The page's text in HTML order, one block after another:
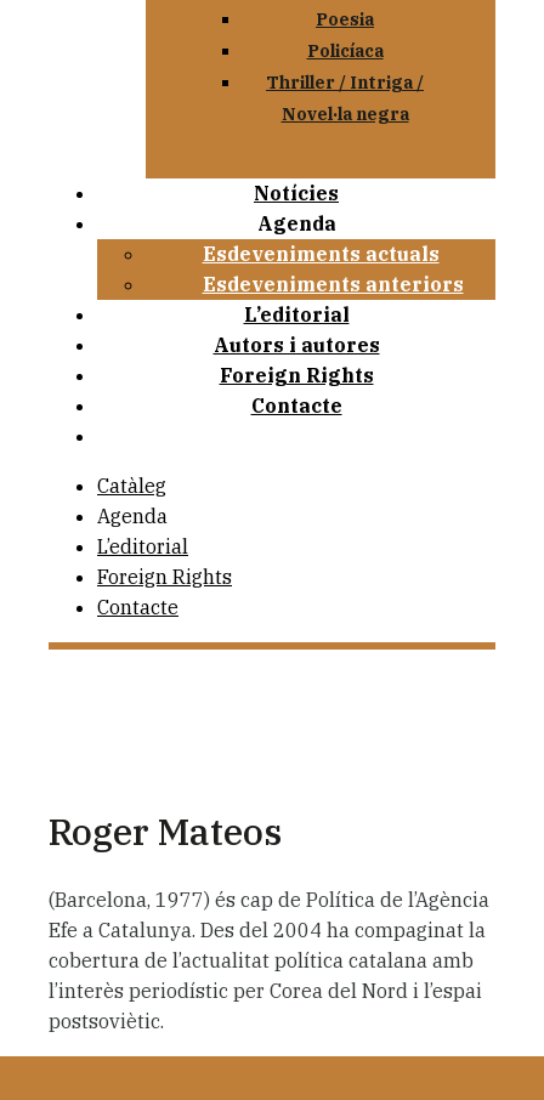
Poesia
Policíaca
Thriller / Intriga /
Novel·la negra
Notícies
Agenda
Esdeveniments actuals
Esdeveniments anteriors
L’editorial
Autors i autores
Foreign Rights
Contacte
Catàleg
Agenda
L’editorial
Foreign Rights
Contacte
Roger Mateos
(Barcelona, 1977) és cap de Política de l’Agència
Efe a Catalunya. Des del 2004 ha compaginat la
cobertura de l’actualitat política catalana amb
l’interès periodístic per Corea del Nord i l’espai
postsoviètic.